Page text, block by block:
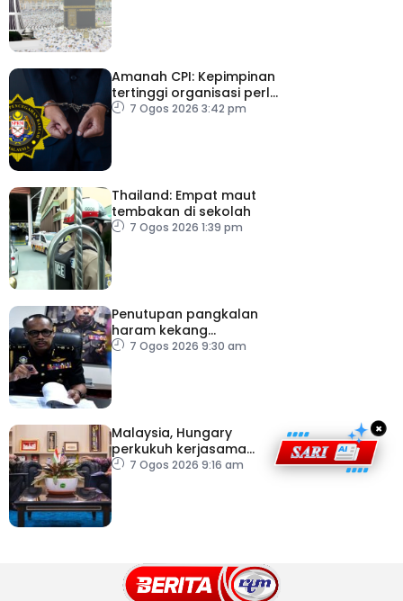
Amanah CPI: Kepimpinan
tertinggi organisasi perlu
pacu reformasi radikal
7 Ogos 2026 3:42 pm
Thailand: Empat maut
tembakan di sekolah
7 Ogos 2026 1:39 pm
Penutupan pangkalan
haram kekang
penyeludupan di
7 Ogos 2026 9:30 am
Malaysia, Hungary
perkukuh kerjasama
sektor pertanian
7 Ogos 2026 9:16 am
×